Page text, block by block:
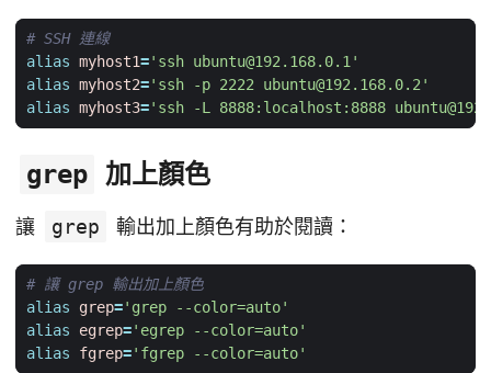
# SSH 連線
alias myhost1='ssh ubuntu@192.168.0.1'
alias myhost2='ssh -p 2222 ubuntu@192.168.0.2'
alias myhost3='ssh -L 8888:localhost:8888
grep 加上顏色
讓 grep 輸出加上顏色有助於閱讀：
# 讓 grep 輸出加上顏色
alias
grep='grep --color=auto'
alias
egrep='egrep --color=auto'
alias
fgrep='fgrep --color=auto'